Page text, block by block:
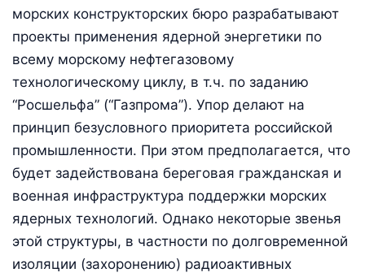
морских конструкторских бюро разрабатывают
проекты применения ядерной энергетики по
всему морскому нефтегазовому
технологическому циклу, в т.ч. по заданию
“Росшельфа” (“Газпрома”). Упор делают на
принцип безусловного приоритета российской
промышленности. При этом предполагается, что
будет задействована береговая гражданская и
военная инфраструктура поддержки морских
ядерных технологий. Однако некоторые звенья
этой структуры, в частности по долговременной
изоляции (захоронению) радиоактивных